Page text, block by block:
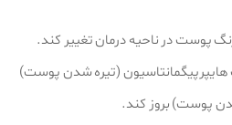
پوست در ناحیه درمان تغییر کند.
هایپرپیگمانتاسیون (تیره شدن پوست)
پوست) بروز کند.